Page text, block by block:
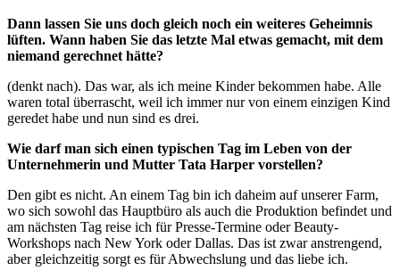
Dann lassen Sie uns doch gleich noch ein weiteres Geheimnis
lüften. Wann haben Sie das letzte Mal etwas gemacht, mit dem
niemand gerechnet hätte?
(denkt nach). Das war, als ich meine Kinder bekommen habe. Alle
waren total überrascht, weil ich immer nur von einem einzigen Kind
geredet habe und nun sind es drei.
Wie darf man sich einen typischen Tag im Leben von der
Unternehmerin und Mutter Tata Harper vorstellen?
Den gibt es nicht. An einem Tag bin ich daheim auf unserer Farm,
wo sich sowohl das Hauptbüro als auch die Produktion befindet und
am nächsten Tag reise ich für Presse-Termine oder Beauty-
Workshops nach New York oder Dallas. Das ist zwar anstrengend,
aber gleichzeitig sorgt es für Abwechslung und das liebe ich.